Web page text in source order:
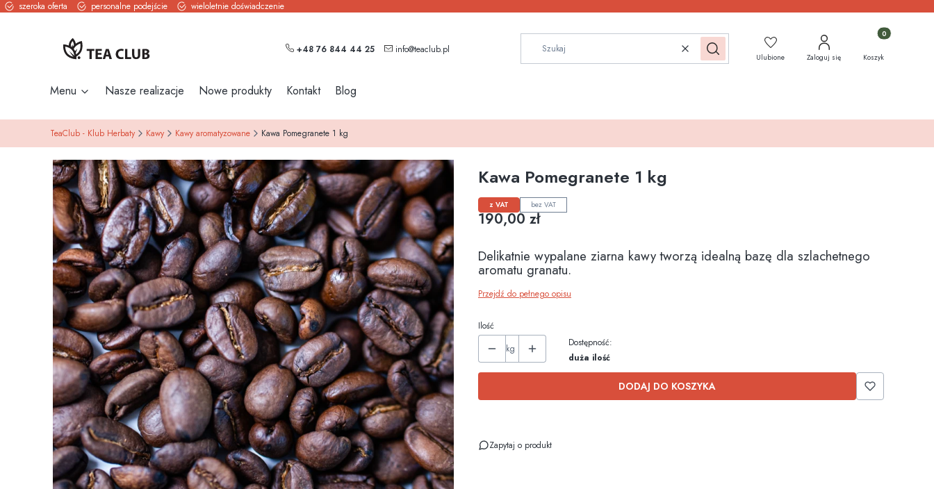
szeroka oferta personalne podejście wieloletnie doświadczenie
+48 76 844 44 25 info@teaclub.pl WyczyśćSzukaj Ulubione Zaloguj się
Produkty w
Koszyk
Menu Nasze realizacje Nowe produkty Kontakt Blog
TeaClub - Klub Herbaty Kawy Kawy aromatyzowane Kawa Pomegranete 1 kg
Kawa Pomegranete 1 kg
z VAT bez VAT
Cena
190,00 zł
Delikatnie wypalane ziarna kawy tworzą idealną bazę dla szlachetnego
aromatu granatu.
Przejdź do pełnego opisu
Ilość
kg
Dostępność:
duża ilość
DODAJ DO KOSZYKA
Zapytaj o produkt